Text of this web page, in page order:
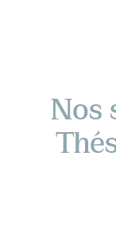
Nos